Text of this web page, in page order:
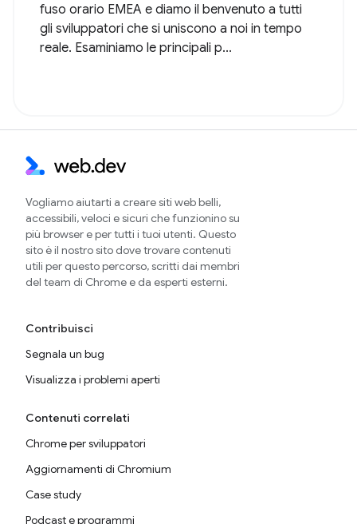
fuso orario EMEA e diamo il benvenuto a tutti
gli sviluppatori che si uniscono a noi in tempo
reale. Esaminiamo le principali p...
Vogliamo aiutarti a creare siti web belli,
accessibili, veloci e sicuri che funzionino su
più browser e per tutti i tuoi utenti. Questo
sito è il nostro sito dove trovare contenuti
utili per questo percorso, scritti dai membri
del team di Chrome e da esperti esterni.
Contribuisci
Segnala un bug
Visualizza i problemi aperti
Contenuti correlati
Chrome per sviluppatori
Aggiornamenti di Chromium
Case study
Podcast e programmi